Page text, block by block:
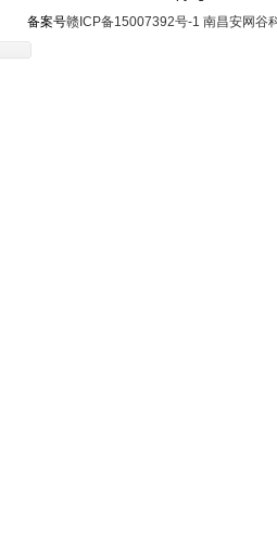
备案号赣ICP备15007392号-1 南昌安网谷